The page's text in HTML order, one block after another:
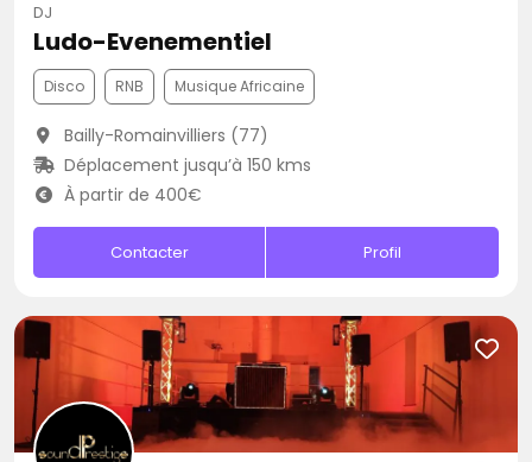
DJ
Ludo-Evenementiel
Disco RNB Musique Africaine
Bailly-Romainvilliers (77)
Déplacement jusqu’à 150 kms
À partir de 400€
Contacter Profil